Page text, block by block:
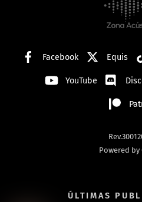
Facebook Equis
YouTube
Powered by
ÚLTIMAS